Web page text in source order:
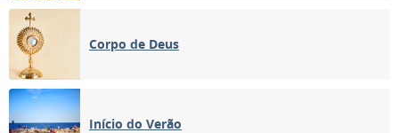
Corpo de Deus
Início do Verão